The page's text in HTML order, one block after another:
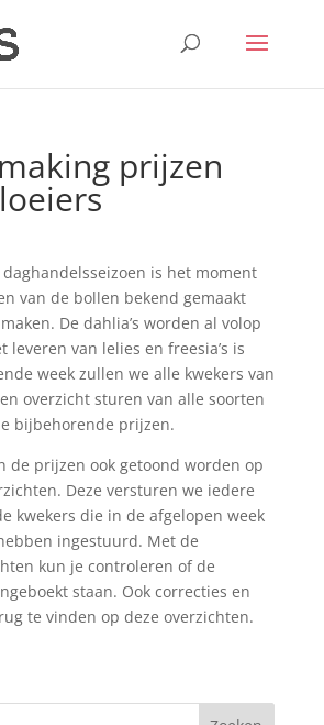
prijzen
is het moment
van de bollen bekend gemaakt
De dahlia’s worden al volop
leveren van lelies en freesia’s is
week zullen we alle kwekers van
overzicht sturen van alle soorten
bijbehorende prijzen.
de prijzen ook getoond worden op
Deze versturen we iedere
kwekers die in de afgelopen week
ingestuurd. Met de
kun je controleren of de
staan. Ook correcties en
te vinden op deze overzichten.